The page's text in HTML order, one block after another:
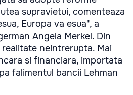
supravietui, comenteaza
Europa va esua", a
Angela Merkel. Din
neintrerupta. Mai
si financiara, importata
falimentul bancii Lehman